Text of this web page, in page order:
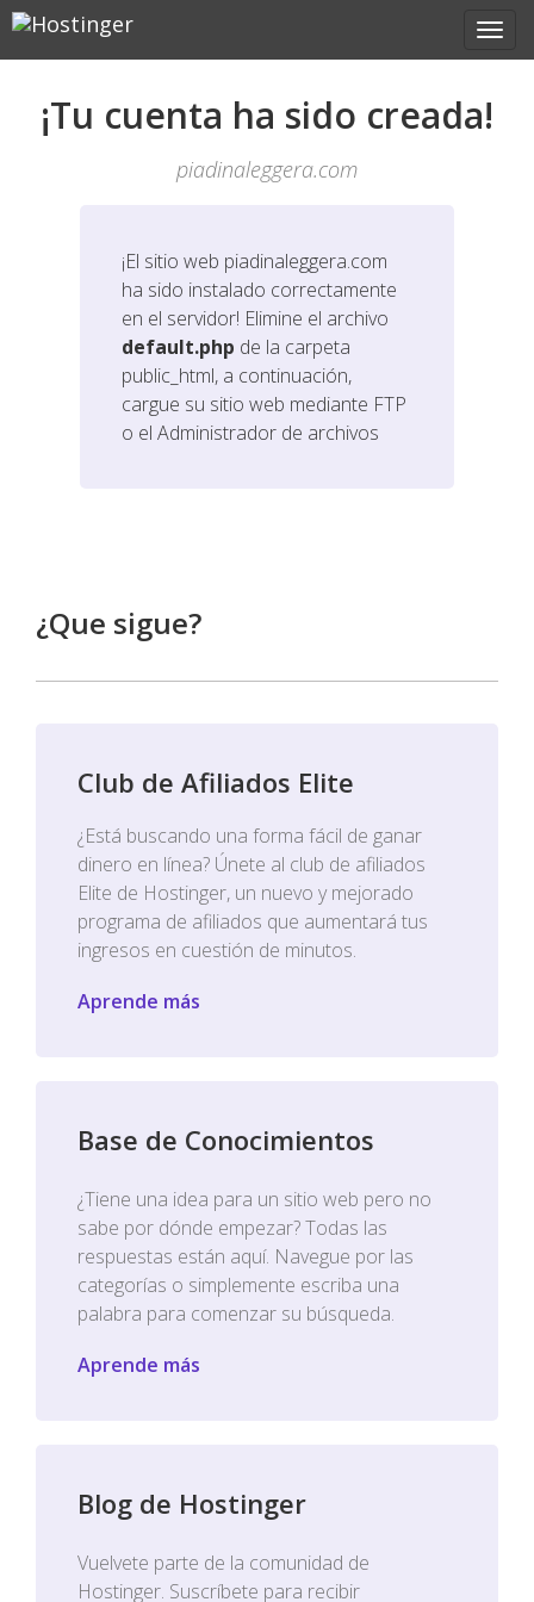
¡Tu cuenta ha sido creada!
piadinaleggera.com
¡El sitio web piadinaleggera.com
ha sido instalado correctamente
en el servidor! Elimine el archivo
default.php de la carpeta
public_html, a continuación,
cargue su sitio web mediante FTP
o el Administrador de archivos
¿Que sigue?
Club de Afiliados Elite
¿Está buscando una forma fácil de ganar
dinero en línea? Únete al club de afiliados
Elite de Hostinger, un nuevo y mejorado
programa de afiliados que aumentará tus
ingresos en cuestión de minutos.
Aprende más
Base de Conocimientos
¿Tiene una idea para un sitio web pero no
sabe por dónde empezar? Todas las
respuestas están aquí. Navegue por las
categorías o simplemente escriba una
palabra para comenzar su búsqueda.
Aprende más
Blog de Hostinger
Vuelvete parte de la comunidad de
Hostinger. Suscríbete para recibir